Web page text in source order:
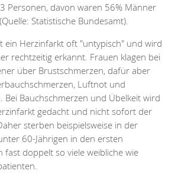
Personen, davon waren 56% Männer
Statistische Bundesamt).
ein Herzinfarkt oft "untypisch" und wird
rechtzeitig erkannt. Frauen klagen bei
über Brustschmerzen, dafür aber
Luftnot und
Bei Bauchschmerzen und Übelkeit wird
gedacht und nicht sofort der
sterben beispielsweise in der
60-Jährigen in den ersten
fast doppelt so viele weibliche wie